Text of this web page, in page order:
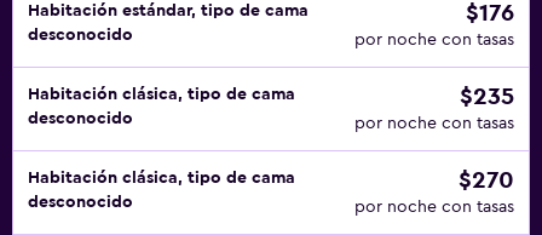
Habitación estándar, tipo de cama
desconocido
$176
por noche con tasas
Habitación clásica, tipo de cama
desconocido
$235
por noche con tasas
Habitación clásica, tipo de cama
desconocido
$270
por noche con tasas